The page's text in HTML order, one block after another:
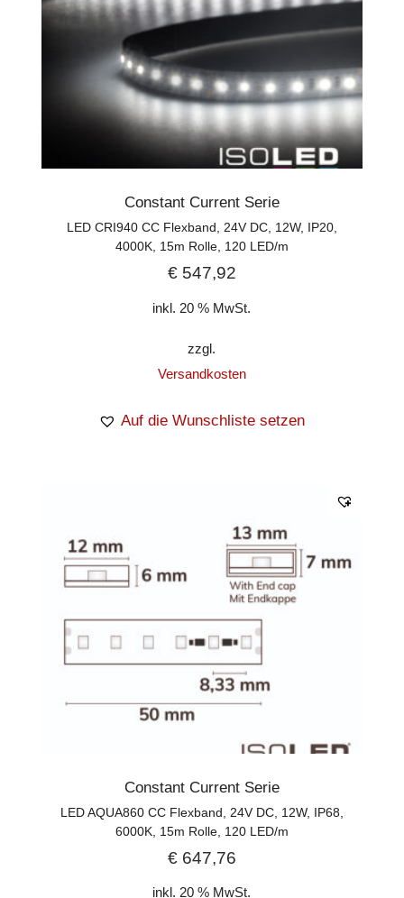
Constant Current Serie
LED CRI940 CC Flexband, 24V DC, 12W, IP20,
4000K, 15m Rolle, 120 LED/m
€547,92
inkl. 20 % MwSt.
zzgl.
Versandkosten
Auf die Wunschliste setzen
Constant Current Serie
LED AQUA860 CC Flexband, 24V DC, 12W, IP68,
6000K, 15m Rolle, 120 LED/m
€647,76
inkl. 20 % MwSt.